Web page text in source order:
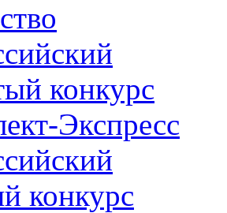
конкурс
Экспресс
конкурс